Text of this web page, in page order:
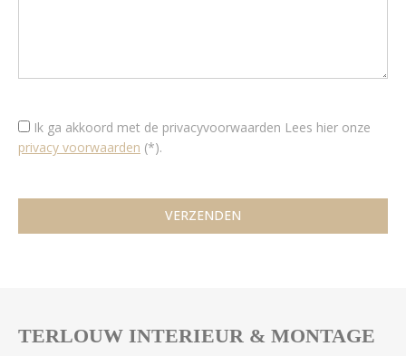
Ik ga akkoord met de privacyvoorwaarden Lees hier onze
privacy voorwaarden (*).
TERLOUW INTERIEUR & MONTAGE